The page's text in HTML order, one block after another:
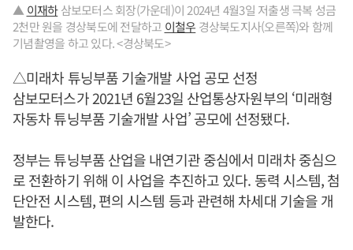
▲ 이재하삼보모터스 회장(가운데)이 2024년 4월3일 저출생 극복 성금
2천만 원을 경상북도에 전달하고 이철우 경상북도지사(오른쪽)와 함께
기념촬영을 하고 있다. <경상북도>
△미래차 튜닝부품 기술개발 사업 공모 선정
삼보모터스가 2021년 6월23일 산업통상자원부의 ‘미래형
자동차 튜닝부품 기술개발 사업’ 공모에 선정됐다.
정부는 튜닝부품 산업을 내연기관 중심에서 미래차 중심으
로 전환하기 위해 이 사업을 추진하고 있다. 동력 시스템, 첨
단안전 시스템, 편의 시스템 등과 관련해 차세대 기술을 개
발한다.